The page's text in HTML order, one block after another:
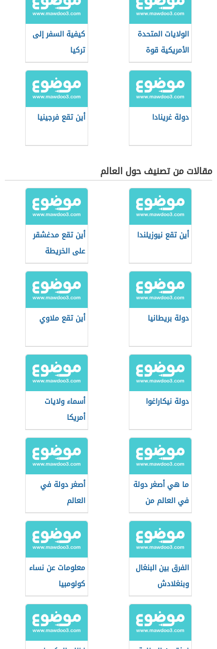
الولايات المتحدة
الأمريكية قوة
اقتصادية عظمى
كيفية السفر إلى
تركيا
دولة غرينادا أين تقع فرجينيا
مقالات من تصنيف حول العالم
أين تقع نيوزيلندا
أين تقع مدغشقر
على الخريطة
دولة بريطانيا أين تقع ملاوي
دولة نيكاراغوا
أسماء ولايات
أمريكا
ما هي أصغر دولة
في العالم من
حيث المساحة
أصغر دولة في
العالم
الفرق بين البنغال
وبنغلادش
معلومات عن نساء
كولومبيا